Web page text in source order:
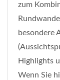
zum
besondere
Highlights
Wenn Sie